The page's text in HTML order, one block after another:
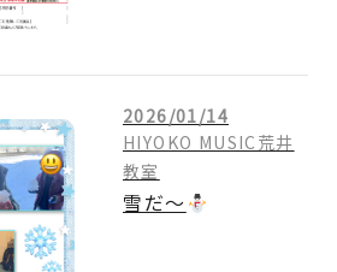
2026/01/14
HIYOKO MUSIC荒井
教室
雪だ～